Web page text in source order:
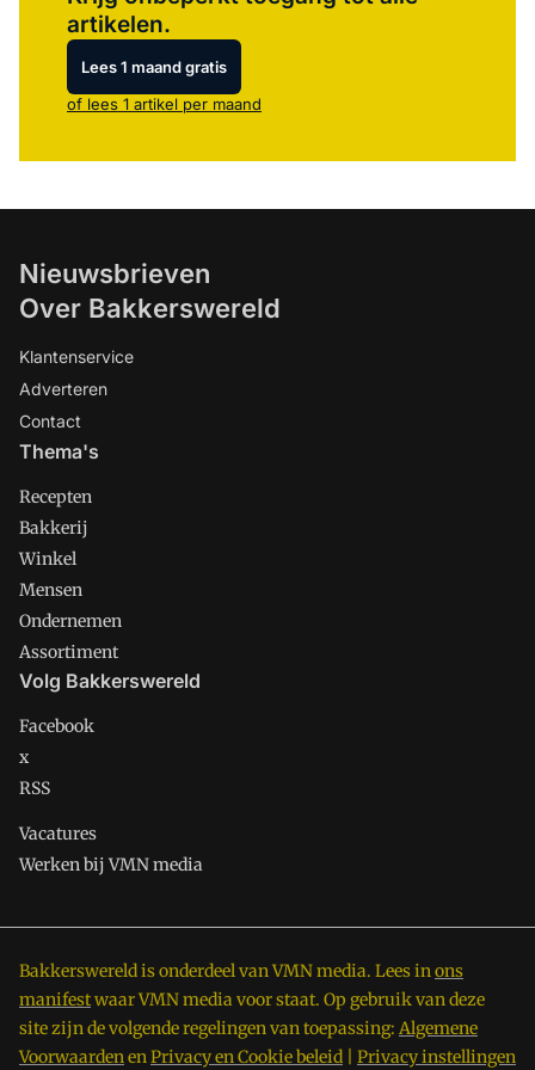
artikelen.
Lees 1 maand gratis
of lees 1 artikel per maand
Nieuwsbrieven
Over Bakkerswereld
Klantenservice
Adverteren
Contact
Thema's
Recepten
Bakkerij
Winkel
Mensen
Ondernemen
Assortiment
Volg Bakkerswereld
Facebook
x
RSS
Vacatures
Werken bij VMN media
Bakkerswereld is onderdeel van VMN media. Lees inons
manifestwaar VMN media voor staat. Op gebruik van deze
site zijn de volgende regelingen van toepassing: Algemene
VoorwaardenenPrivacy en Cookie beleid Privacy instellingen